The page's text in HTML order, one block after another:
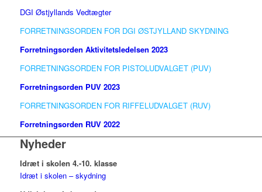
DGI Østjyllands Vedtægter
FORRETNINGSORDEN FOR DGI ØSTJYLLAND SKYDNING
Forretningsorden Aktivitetsledelsen 2023
FORRETNINGSORDEN FOR PISTOLUDVALGET (PUV)
Forretningsorden PUV 2023
FORRETNINGSORDEN FOR RIFFELUDVALGET (RUV)
Forretningsorden RUV 2022
Nyheder
Idræt i skolen 4.-10. klasse
Idræt i skolen – skydning